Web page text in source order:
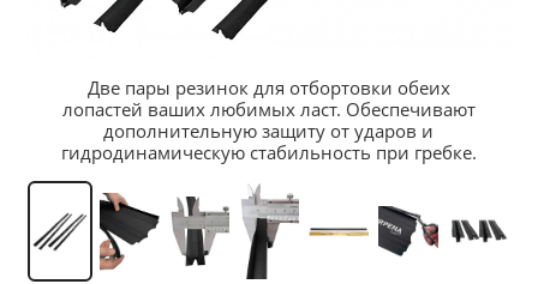
Две пары резинок для отбортовки обеих
лопастей ваших любимых ласт. Обеспечивают
дополнительную защиту от ударов и
гидродинамическую стабильность при гребке.